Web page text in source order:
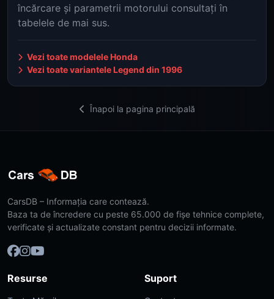
încărcare și parametrii motorului consultați în
tabelele de mai sus.
Vezi toate modelele Honda
Vezi toate variantele Legend din 1996
Înapoi la pagina principală
CarsDB – Informația care contează.
Baza ta de încredere cu peste 65.000 de fișe tehnice complete,
verificate și actualizate constant pentru decizii informate.
Resurse Suport